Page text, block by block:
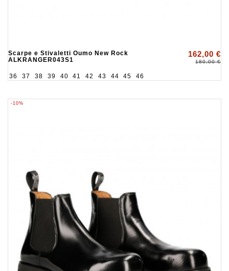
Scarpe e Stivaletti Oumo New Rock
ALKRANGER043S1
162,00 €
180,00 €
36 37 38 39 40 41 42 43 44 45 46
-10%